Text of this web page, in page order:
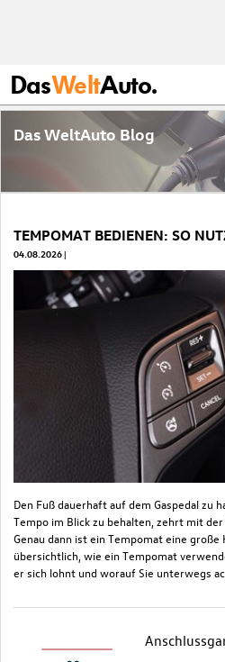
DasWeltAuto.
Das WeltAuto Blog
TEMPOMAT BEDIENEN: SO
04.08.2026
Den Fuß dauerhaft auf dem Gaspedal zu
Tempo im Blick zu behalten, zehrt mit
Genau dann ist ein Tempomat eine
übersichtlich, wie ein Tempomat
er sich lohnt und worauf Sie unterwegs